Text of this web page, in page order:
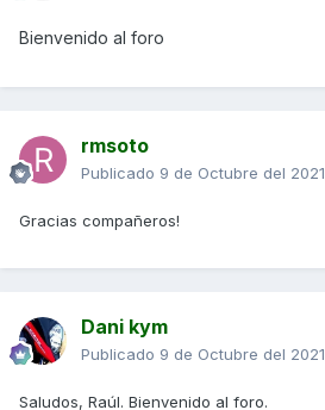
Bienvenido al foro
rmsoto
Publicado 9 de Octubre del 2021
Gracias compañeros!
Dani kym
Publicado 9 de Octubre del 2021
Saludos, Raúl. Bienvenido al foro.